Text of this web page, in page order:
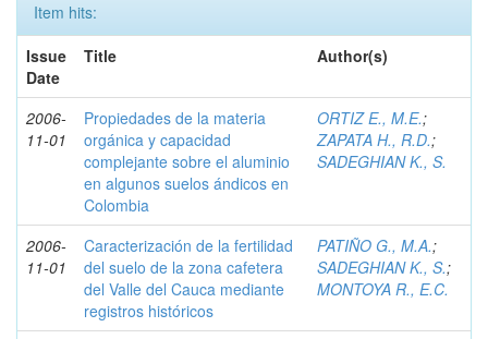
Item hits:
Issue
Date
Title Author(s)
2006-
11-01
Propiedades de la materia
orgánica y capacidad
complejante sobre el aluminio
en algunos suelos ándicos en
Colombia
ORTIZ E., M.E.;
ZAPATA H., R.D.;
SADEGHIAN K., S.
2006-
11-01
Caracterización de la fertilidad
del suelo de la zona cafetera
del Valle del Cauca mediante
registros históricos
PATIÑO G., M.A.;
SADEGHIAN K., S.;
MONTOYA R., E.C.